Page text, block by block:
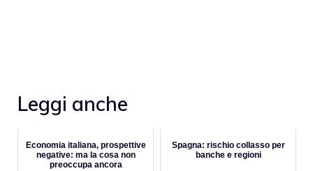
Leggi anche
Economia italiana, prospettive
negative: ma la cosa non
preoccupa ancora
Spagna: rischio collasso per
banche e regioni